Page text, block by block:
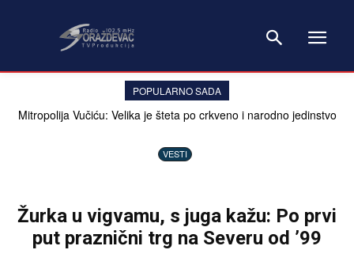
POPULARNO SADA
Mitropolija Vučiću: Velika je šteta po crkveno i narodno jedinstvo
VESTI
Žurka u vigvamu, s juga kažu: Po prvi
put praznični trg na Severu od ’99